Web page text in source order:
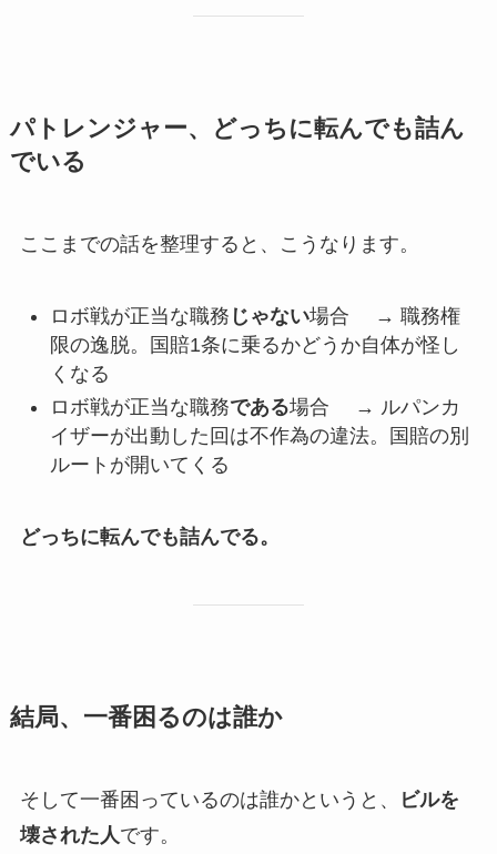
パトレンジャー、どっちに転んでも詰ん
でいる
ここまでの話を整理すると、こうなります。
ロボ戦が正当な職務 じゃない場合 → 職務権
限の逸脱。国賠1条に乗るかどうか自体が怪し
くなる
ロボ戦が正当な職務である場合 → ルパンカ
イザーが出動した回は不作為の違法。国賠の別
ルートが開いてくる
どっちに転んでも詰んでる。
結局、一番困るのは誰か
そして一番困っているのは誰かというと、
ビルを
壊された人 です。